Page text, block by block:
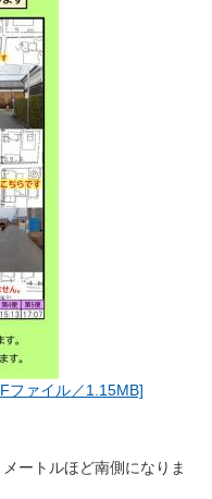
ファイル／1.15MB]
ートルほど南側になりま